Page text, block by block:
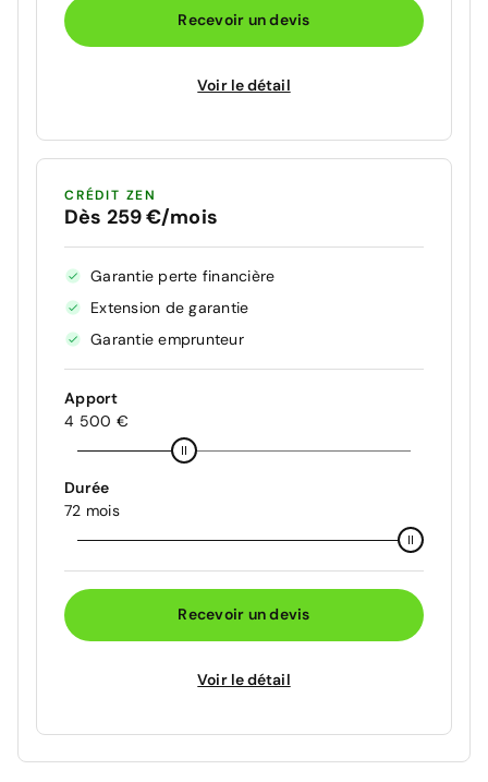
Recevoir un devis
Voir le détail
CRÉDIT ZEN
Dès 259 €/mois
Garantie perte financière
Extension de garantie
Garantie emprunteur
Apport
4 500 €
Durée
72 mois
Recevoir un devis
Voir le détail